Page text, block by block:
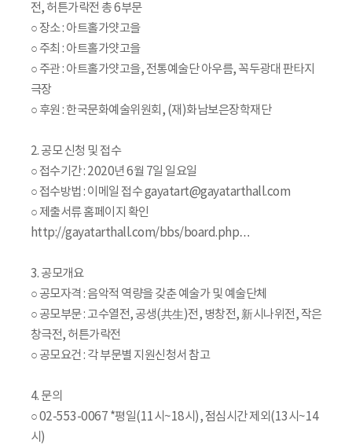
전, 허튼가락전 총 6부문
○ 장소 : 아트홀가얏고을
○ 주최 : 아트홀가얏고을
○ 주관 : 아트홀가얏고을, 전통예술단 아우름, 꼭두광대 판타지
극장
○ 후원 : 한국문화예술위원회, (재)화남보은장학재단
2. 공모 신청 및 접수
○ 접수기간 : 2020년 6월 7일 일요일
○ 접수방법 : 이메일 접수 gayatart@gayatarthall.com
○ 제출서류 홈페이지 확인
http://gayatarthall.com/bbs/board.php…
3. 공모개요
○ 공모자격 : 음악적 역량을 갖춘 예술가 및 예술단체
○ 공모부문 : 고수열전, 공생(共生)전, 병창전, 新시나위전, 작은
창극전, 허튼가락전
○ 공모요건 : 각 부문별 지원신청서 참고
4. 문의
○ 02-553-0067 *평일(11시~18시), 점심시간 제외(13시~14
시)